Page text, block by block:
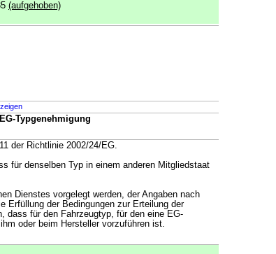
(aufgehoben)
Typgenehmigung
der Richtlinie 2002/24/EG.
für denselben Typ in einem anderen Mitgliedstaat
Dienstes vorgelegt werden, der Angaben nach
Erfüllung der Bedingungen zur Erteilung der
dass für den Fahrzeugtyp, für den eine EG-
oder beim Hersteller vorzuführen ist.